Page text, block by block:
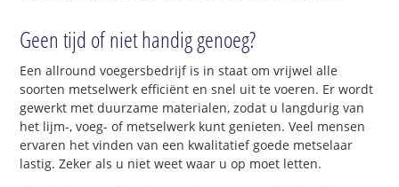
Geen tijd of niet handig genoeg?
Een allround voegersbedrijf is in staat om vrijwel alle
soorten metselwerk efficiënt en snel uit te voeren. Er wordt
gewerkt met duurzame materialen, zodat u langdurig van
het lijm-, voeg- of metselwerk kunt genieten. Veel mensen
ervaren het vinden van een kwalitatief goede metselaar
lastig. Zeker als u niet weet waar u op moet letten.